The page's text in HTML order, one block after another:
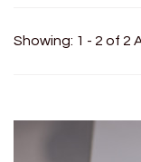
Showing: 1 - 2 of 2